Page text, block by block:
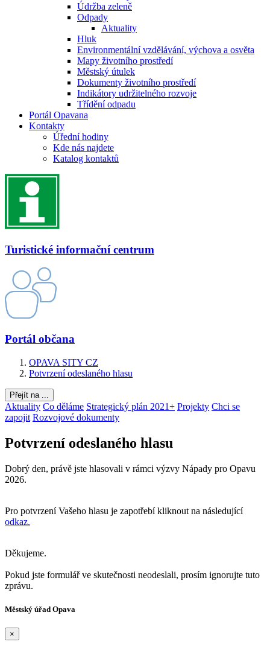
Údržba zeleně
Odpady
Aktuality
Hluk
Environmentální vzdělávání, výchova a osvěta
Mapy životního prostředí
Městský útulek
Dokumenty životního prostředí
Indikátory udržitelného rozvoje
Třídění odpadu
Portál Opavana
Kontakty
Úřední hodiny
Kde nás najdete
Katalog kontaktů
Turistické informační centrum
Portál občana
OPAVA SITY CZ
Potvrzení odeslaného hlasu
Přejít na ...
Aktuality Co děláme Strategický plán 2021+ Projekty Chci se
zapojit Rozvojové dokumenty
Potvrzení odeslaného hlasu
Dobrý den, právě jste hlasovali v rámci výzvy Nápady pro Opavu
2026.
Pro potvrzení Vašeho hlasu je zapotřebí kliknout na následující
odkaz.
Děkujeme.
Pokud jste formulář ve skutečnosti neodeslali, prosím ignorujte tuto
zprávu.
Městský úřad Opava
×